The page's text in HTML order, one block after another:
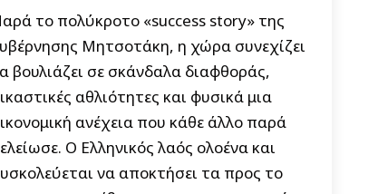
το πολύκροτο «success story» της
Μητσοτάκη, η χώρα συνεχίζει
βουλιάζει σε σκάνδαλα διαφθοράς,
αθλιότητες και φυσικά μια
ανέχεια που κάθε άλλο παρά
Ο Ελληνικός λαός ολοένα και
να αποκτήσει τα προς το